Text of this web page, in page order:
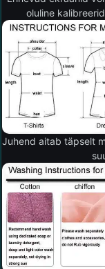
oluline
Juhend aitab täpselt